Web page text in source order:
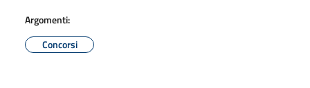
Argomenti:
Concorsi